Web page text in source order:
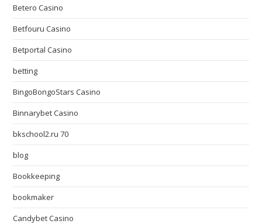
Betero Casino
Betfouru Casino
Betportal Casino
betting
BingoBongoStars Casino
Binnarybet Casino
bkschool2.ru 70
blog
Bookkeeping
bookmaker
Candybet Casino